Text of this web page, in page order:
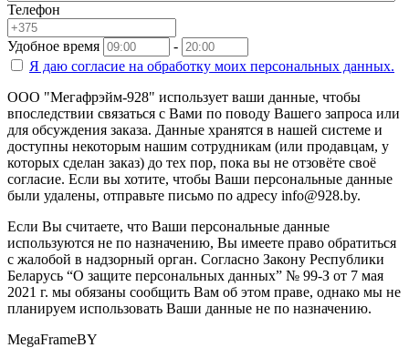
Телефон
Удобное время
-
Я даю согласие на обработку моих персональных данных.
ООО "Мегафрэйм-928" использует ваши данные, чтобы
впоследствии связаться с Вами по поводу Вашего запроса или
для обсуждения заказа. Данные хранятся в нашей системе и
доступны некоторым нашим сотрудникам (или продавцам, у
которых сделан заказ) до тех пор, пока вы не отзовёте своё
согласие. Если вы хотите, чтобы Ваши персональные данные
были удалены, отправьте письмо по адресу info@928.by.
Если Вы считаете, что Ваши персональные данные
используются не по назначению, Вы имеете право обратиться
с жалобой в надзорный орган. Согласно Закону Республики
Беларусь “О защите персональных данных” № 99-З от 7 мая
2021 г. мы обязаны сообщить Вам об этом праве, однако мы не
планируем использовать Ваши данные не по назначению.
MegaFrameBY